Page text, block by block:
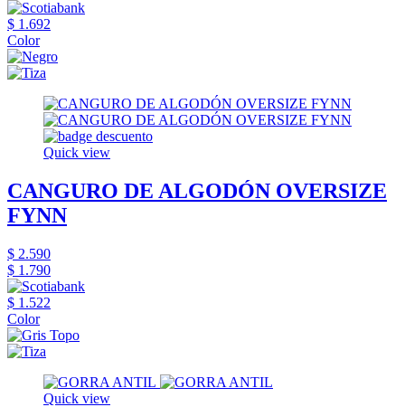
$ 1.692
Color
Quick view
CANGURO DE ALGODÓN OVERSIZE
FYNN
$ 2.590
$ 1.790
$ 1.522
Color
Quick view